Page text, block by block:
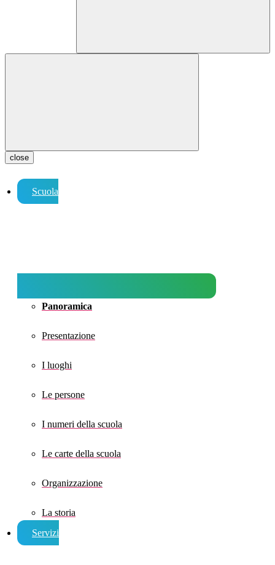
close
Scuola
Panoramica
Presentazione
I luoghi
Le persone
I numeri della scuola
Le carte della scuola
Organizzazione
La storia
Servizi